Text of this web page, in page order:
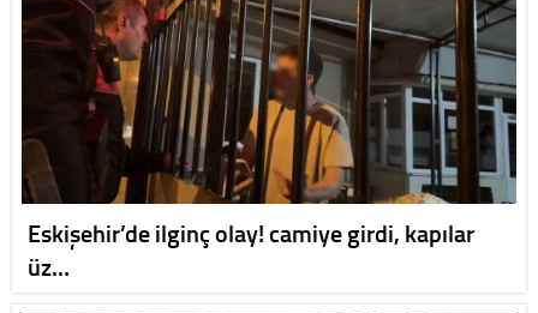
Eskişehir’de ilginç olay! camiye girdi, kapılar
üz…